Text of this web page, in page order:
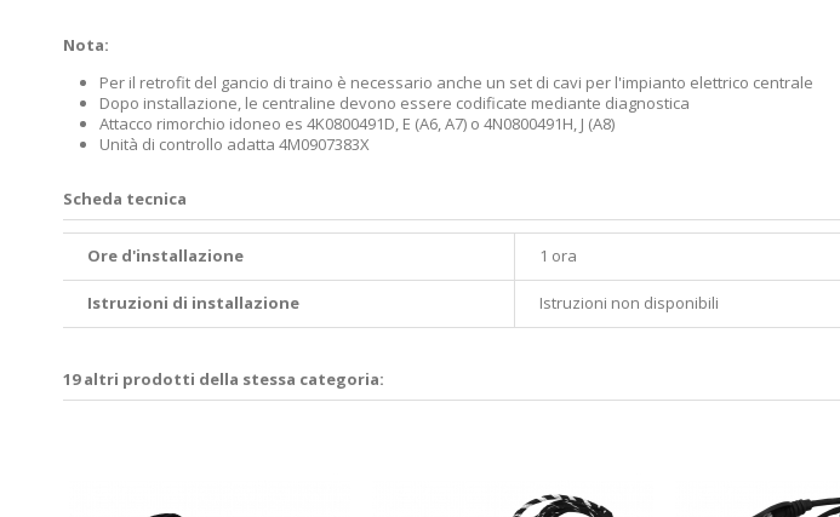
Nota:
Per il retrofit del gancio di traino è necessario anche un set di cavi per l'impianto elettrico centrale
Dopo installazione, le centraline devono essere codificate mediante diagnostica
Attacco rimorchio idoneo es 4K0800491D, E (A6, A7) o 4N0800491H, J (A8)
Unità di controllo adatta 4M0907383X
Scheda tecnica
Ore d'installazione 1 ora
Istruzioni di installazione Istruzioni non disponibili
19 altri prodotti della stessa categoria: